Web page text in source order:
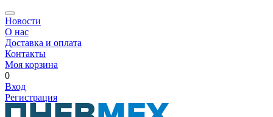
Новости
О нас
Доставка и оплата
Контакты
Моя корзина
0
Вход
Регистрация